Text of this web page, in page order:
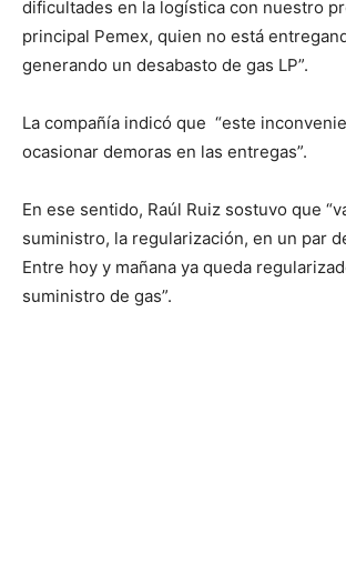
dificultades en la logística con nuestro
principal Pemex, quien no está
generando un desabasto de gas LP”.
La compañía indicó que “este
ocasionar demoras en las entregas”.
En ese sentido, Raúl Ruiz sostuvo que
suministro, la regularización, en un par
Entre hoy y mañana ya queda
suministro de gas”.